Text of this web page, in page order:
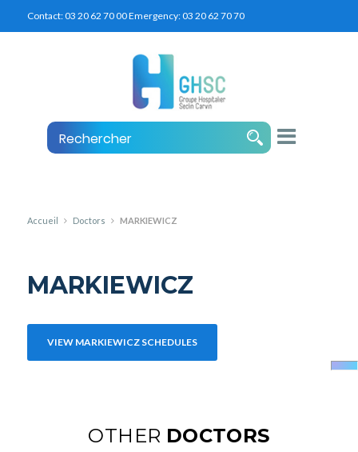
Contact:03 20 62 70 00Emergency:03 20 62 70 70
Accueil Doctors MARKIEWICZ
MARKIEWICZ
VIEW MARKIEWICZ SCHEDULES
OTHER DOCTORS